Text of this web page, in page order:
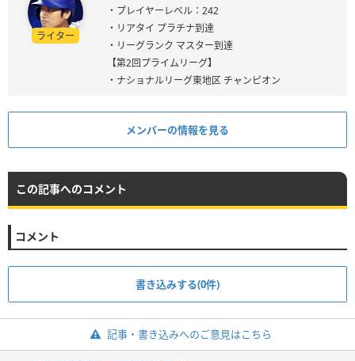
ライター
・プレイヤーレベル：242
・リアタイ プラチナ到達
・リーグランク マスター到達
【第2回プライムリーグ】
・ナショナルリーグ東地区 チャンピオン
メンバーの情報を見る
この記事へのコメント
コメント
書き込みする(0件)
記事・書き込みへのご意見はこちら